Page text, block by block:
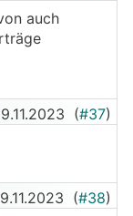
auch
(#37)
(#38)